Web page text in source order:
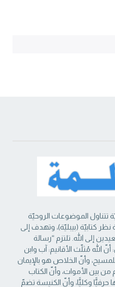
تتناول الموضوعات الروحيّة
كتابيّة (بيبليّة)، وتهدف إلى
إلى الله. تلتزم “رسالة
أنّ الله مُثلّث الأقانيم: آب وابن
وأنّ الخلاص هو بالإيمان
بين الأموات، وأنّ الكتاب
وكليًّا، وأنّ الكنيسة تضمّ